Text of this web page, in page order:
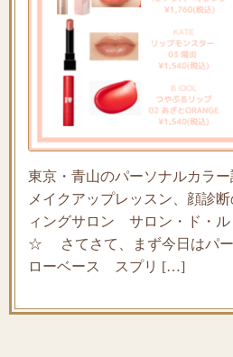
東京・青山のパーソナルカラ
メイクアップレッスン、顔診
ィングサロン サロン・ド・ル
☆ さてさて、まず今日はパー
ローベース スプリ […]